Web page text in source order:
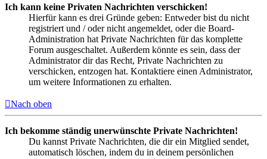
Ich kann keine Privaten Nachrichten verschicken!
Hierfür kann es drei Gründe geben: Entweder bist du nicht
registriert und / oder nicht angemeldet, oder die Board-
Administration hat Private Nachrichten für das komplette
Forum ausgeschaltet. Außerdem könnte es sein, dass der
Administrator dir das Recht, Private Nachrichten zu
verschicken, entzogen hat. Kontaktiere einen Administrator,
um weitere Informationen zu erhalten.
Nach oben
Ich bekomme ständig unerwünschte Private Nachrichten!
Du kannst Private Nachrichten, die dir ein Mitglied sendet,
automatisch löschen, indem du in deinem persönlichen